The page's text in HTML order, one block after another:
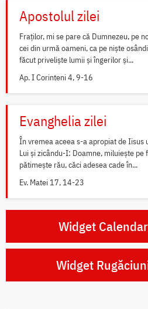
Apostolul zilei
Fraților, mi se pare că Dumnezeu, pe
cei din urmă oameni, ca pe niște
făcut priveliște lumii și îngerilor și...
Ap. I Corinteni 4, 9-16
Evanghelia zilei
În vremea aceea s-a apropiat de Iisus
Lui și zicându-I: Doamne, miluiește pe
pătimește rău, căci adesea cade în...
Ev. Matei 17, 14-23
Widget
Widget